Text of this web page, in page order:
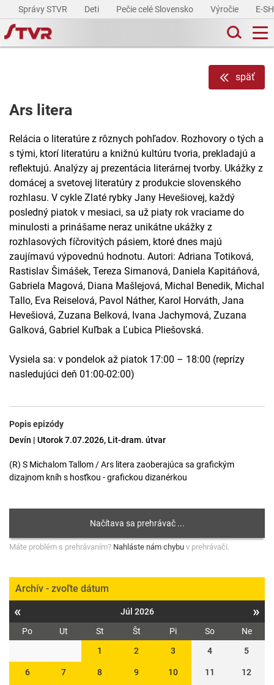
Správy STVR Deti Pečie celé Slovensko Výročie E-
späť
Ars litera
Relácia o literatúre z rôznych pohľadov. Rozhovory o tých a
s tými, ktorí literatúru a knižnú kultúru tvoria, prekladajú a
reflektujú. Analýzy aj prezentácia literárnej tvorby. Ukážky z
domácej a svetovej literatúry z produkcie slovenského
rozhlasu. V cykle Zlaté rybky Jany Hevešiovej, každý
posledný piatok v mesiaci, sa už piaty rok vraciame do
minulosti a prinášame neraz unikátne ukážky z
rozhlasových fíčrovitých pásiem, ktoré dnes majú
zaujímavú výpovednú hodnotu. Autori: Adriana Totiková,
Rastislav Šimášek, Tereza Simanová, Daniela Kapitáňová,
Gabriela Magová, Diana Mašlejová, Michal Benedik, Michal
Tallo, Eva Reiselová, Pavol Náther, Karol Horváth, Jana
Hevešiová, Zuzana Belková, Ivana Jachymová, Zuzana
Galková, Gabriel Kuľbak a Ľubica Pliešovská.
Vysiela sa: v pondelok až piatok 17:00 – 18:00 (reprízy
nasledujúci deň 01:00-02:00)
Popis epizódy
Devín | Utorok 7.07.2026, Lit-dram. útvar
(R) S Michalom Tallom / Ars litera zaoberajúca sa grafickým
dizajnom kníh s hosťkou - grafickou dizanérkou
Máte problém s prehrávaním? Nahláste nám chybu v prehrávači.
Archív - zvoľte dátum
« Júl 2026 »
Po Ut St Št Pi So
Ne
1
2 3 4 5
6 7 8 9 10 11 12